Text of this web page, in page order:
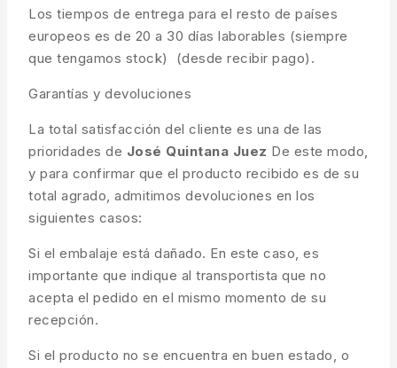
Los tiempos de entrega para el resto de países
europeos es de 20 a 30 días laborables (siempre
que tengamos stock) (desde recibir pago).
Garantías y devoluciones
La total satisfacción del cliente es una de las
prioridades de José Quintana Juez De este modo,
y para confirmar que el producto recibido es de su
total agrado, admitimos devoluciones en los
siguientes casos:
Si el embalaje está dañado. En este caso, es
importante que indique al transportista que no
acepta el pedido en el mismo momento de su
recepción.
Si el producto no se encuentra en buen estado, o